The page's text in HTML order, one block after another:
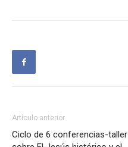
Artículo anterior
Ciclo de 6 conferencias-taller